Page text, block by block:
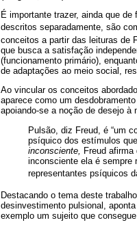
É importante trazer, ainda que
descritos separadamente, são
conceitos a partir das leituras de
que busca a satisfação
(funcionamento primário),
de adaptações ao meio social,
Ao vincular os conceitos
aparece como um
apoiando-se a noção de desejo à
Pulsão, diz Freud, é “um
psíquico dos estímulos
inconsciente, Freud
inconsciente ela é sempre
representantes psíquicos
Destacando o tema deste
desinvestimento pulsional,
exemplo um sujeito que